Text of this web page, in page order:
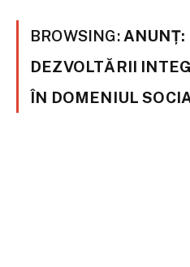
BROWSING: ANUNȚ:
DEZVOLTĂRII
ÎN DOMENIUL